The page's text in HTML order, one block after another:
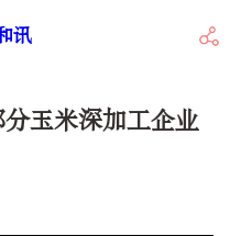
讯
分玉米深加工企业